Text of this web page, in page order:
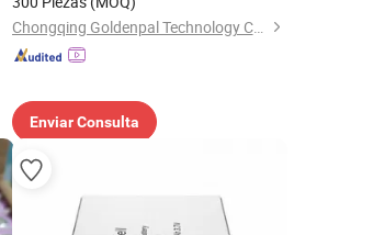
Chongqing Goldenpal Technology Co., Ltd.
Enviar Consulta